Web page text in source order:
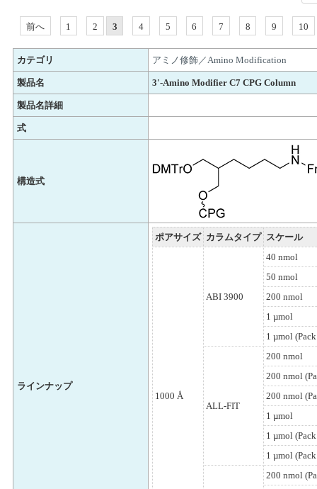
前へ 1 2 3 4 5 6 7 8 9 10
カテゴリ アミノ修飾／Amino Modification
製品名 3'-Amino Modifier C7 CPG Column
製品名詳細
式
構造式
ラインナップ
ポアサイズ カラムタイプ スケール
1000 Å
ABI 3900
40 nmol
50 nmol
200 nmol
1 µmol
1 µmol
ALL-FIT
200 nmol
200 nmol
200 nmol
1 µmol
1 µmol
1 µmol
200 nmol